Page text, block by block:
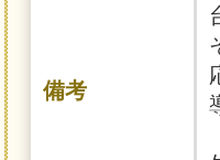
備考